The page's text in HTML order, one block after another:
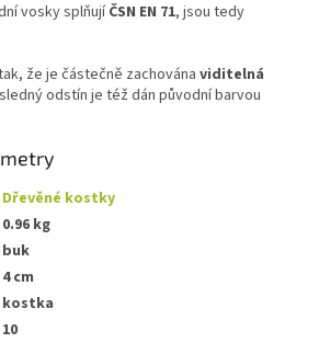
vosky splňují ČSN EN 71, jsou tedy
že je částečně zachována viditelná
odstín je též dán původní barvou
Dřevěné kostky
0.96 kg
buk
4 cm
kostka
10